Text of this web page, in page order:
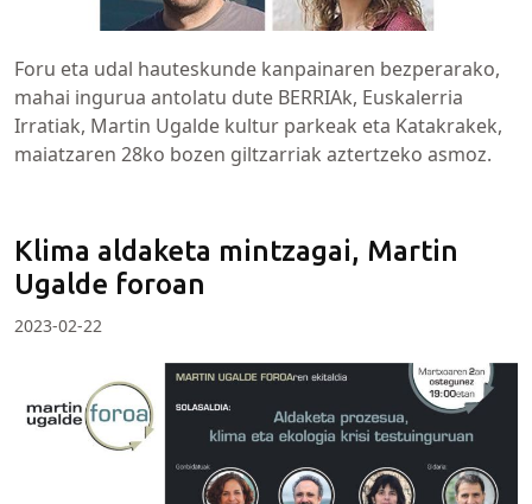
Foru eta udal hauteskunde kanpainaren bezperarako,
mahai ingurua antolatu dute BERRIAk, Euskalerria
Irratiak, Martin Ugalde kultur parkeak eta Katakrakek,
maiatzaren 28ko bozen giltzarriak aztertzeko asmoz.
Klima aldaketa mintzagai, Martin
Ugalde foroan
2023-02-22